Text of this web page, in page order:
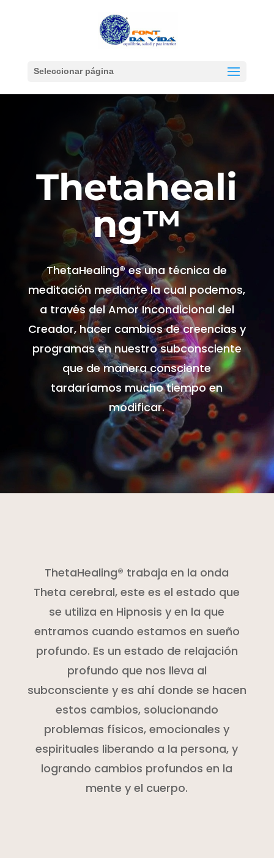
Seleccionar página
Thetaheali
ng™
ThetaHealing® es una técnica de
meditación mediante la cual podemos,
a través del Amor Incondicional del
Creador, hacer cambios de creencias y
programas en nuestro subconsciente
que de manera consciente
tardaríamos mucho tiempo en
modificar.
ThetaHealing® trabaja en la onda
Theta cerebral, este es el estado que
se utiliza en Hipnosis y en la que
entramos cuando estamos en sueño
profundo. Es un estado de relajación
profundo que nos lleva al
subconsciente y es ahí donde se hacen
estos cambios, solucionando
problemas físicos, emocionales y
espirituales liberando a la persona, y
logrando cambios profundos en la
mente y el cuerpo.